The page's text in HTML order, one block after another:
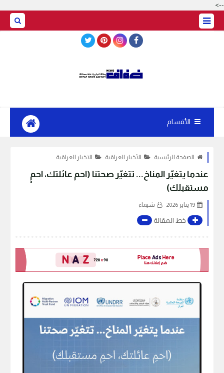
-->
الأقسام
الصفحة الرئيسية الأخبار العراقية الاخبار العراقية
عندما يتغيّر المناخ... تتغيّر صحتنا (احم عائلتك، احمٍ
مستقبلك)
19 يناير 2026 شيماء
خط المقالة